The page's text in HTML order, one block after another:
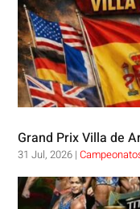
Grand Prix Villa de
31 Jul, 2026 |